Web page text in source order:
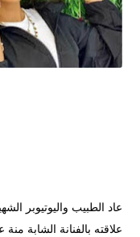
عاد الطبيب واليوتيوبر
علاقته بالفنانة الشابة